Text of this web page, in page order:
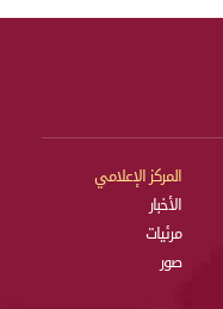
المركز الإعلامي
الأخبار
مرئيات
صور